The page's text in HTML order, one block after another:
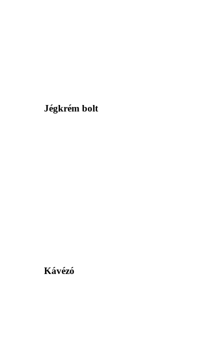
Jégkrém bolt
Kávézó